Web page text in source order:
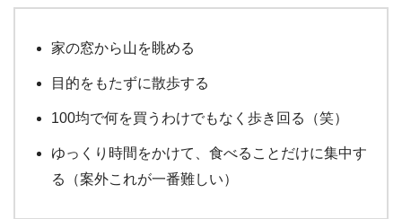
家の窓から山を眺める
目的をもたずに散歩する
100均で何を買うわけでもなく歩き回る（笑）
ゆっくり時間をかけて、食べることだけに集中す
る（案外これが一番難しい）